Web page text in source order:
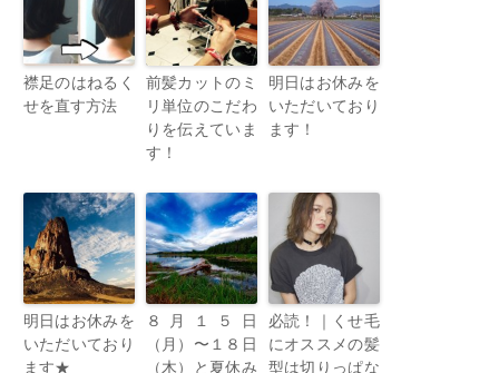
襟足のはねるく
せを直す方法
前髪カットのミ
リ単位のこだわ
りを伝えていま
す！
明日はお休みを
いただいており
ます！
明日はお休みを
いただいており
ます★
８月１５日
（月）〜１８日
（木）と夏休み
必読！｜くせ毛
にオススメの髪
型は切りっぱな